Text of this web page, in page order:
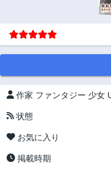
作家 ファンタジー 少女
状態
お気に入り
掲載時期